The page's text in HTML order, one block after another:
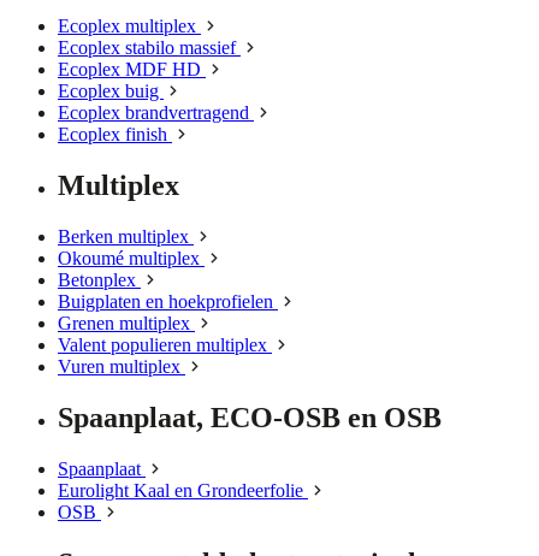
Ecoplex multiplex
Ecoplex stabilo massief
Ecoplex MDF HD
Ecoplex buig
Ecoplex brandvertragend
Ecoplex finish
Multiplex
Berken multiplex
Okoumé multiplex
Betonplex
Buigplaten en hoekprofielen
Grenen multiplex
Valent populieren multiplex
Vuren multiplex
Spaanplaat, ECO-OSB en OSB
Spaanplaat
Eurolight Kaal en Grondeerfolie
OSB